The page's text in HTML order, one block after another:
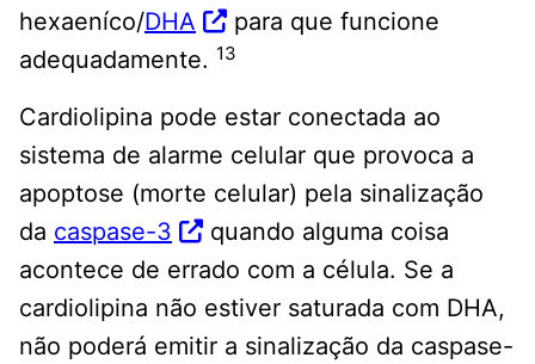
hexaeníco/DHA
para que funcione
adequadamente. 13
Cardiolipina pode estar conectada ao
sistema de alarme celular que provoca a
apoptose (morte celular) pela sinalização
da caspase-3
quando alguma coisa
acontece de errado com a célula. Se a
cardiolipina não estiver saturada com DHA,
não poderá emitir a sinalização da caspase-